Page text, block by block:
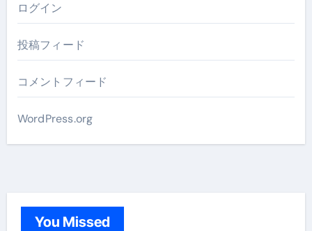
ログイン
投稿フィード
コメントフィード
WordPress.org
You Missed